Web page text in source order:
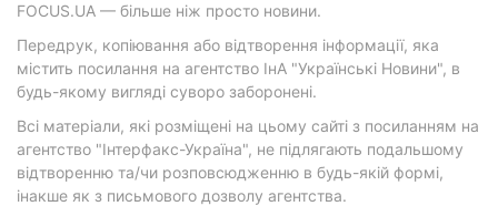
FOCUS.UA — більше ніж просто новини.
Передрук, копіювання або відтворення інформації, яка
містить посилання на агентство ІнА "Українські Новини", в
будь-якому вигляді суворо заборонені.
Всі матеріали, які розміщені на цьому сайті з посиланням на
агентство "Інтерфакс-Україна", не підлягають подальшому
відтворенню та/чи розповсюдженню в будь-якій формі,
інакше як з письмового дозволу агентства.